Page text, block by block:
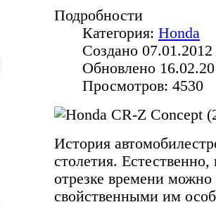
Подробности
Категория: Honda
Создано
Обновлено
Просмотров: 4530
История
столетия.
отрезке времени
свойственными им